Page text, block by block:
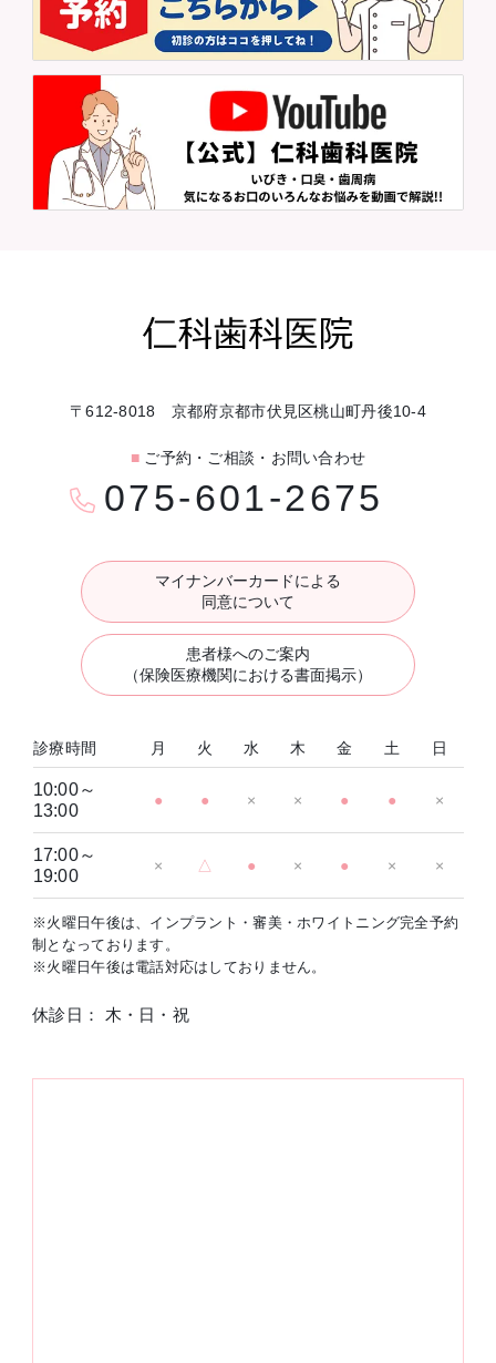
〒612-8018 京都府京都市伏見区桃山町丹後10-4
■ ご予約・ご相談・お問い合わせ
075-601-2675
マイナンバーカードによる
同意について
患者様へのご案内
（保険医療機関における書面掲示）
診療時間 月 火 水 木 金 土 日
10:00～
13:00
● ● × × ● ● ×
17:00～
19:00
× △ ● × ● × ×
※火曜日午後は、インプラント・審美・ホワイトニング完全予約
制となっております。
※火曜日午後は電話対応はしておりません。
休診日： 木・日・祝